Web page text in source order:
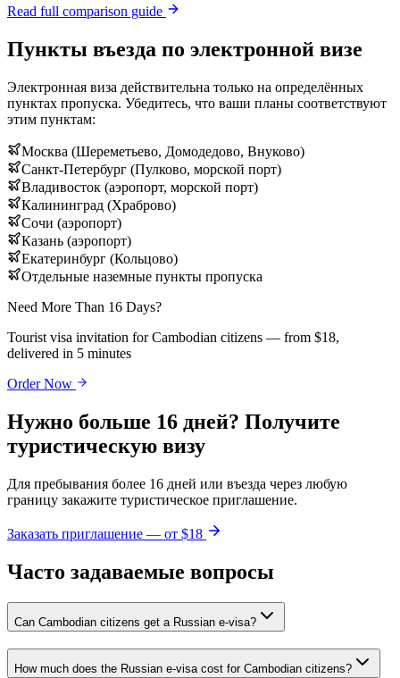
Read full comparison guide
Пункты въезда по электронной визе
Электронная виза действительна только на определённых
пунктах пропуска. Убедитесь, что ваши планы соответствуют
этим пунктам:
Москва (Шереметьево, Домодедово, Внуково)
Санкт-Петербург (Пулково, морской порт)
Владивосток (аэропорт, морской порт)
Калининград (Храброво)
Сочи (аэропорт)
Казань (аэропорт)
Екатеринбург (Кольцово)
Отдельные наземные пункты пропуска
Need More Than 16 Days?
Tourist visa invitation for Cambodian citizens — from $18,
delivered in 5 minutes
Order Now
Нужно больше 16 дней? Получите
туристическую визу
Для пребывания более 16 дней или въезда через любую
границу закажите туристическое приглашение.
Заказать приглашение — от $18
Часто задаваемые вопросы
Can Cambodian citizens get a Russian e-visa?
How much does the Russian e-visa cost for Cambodian citizens?